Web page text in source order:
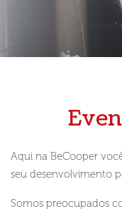
Aqui na BeCooper
seu desenvolvimento
Somos preocupados